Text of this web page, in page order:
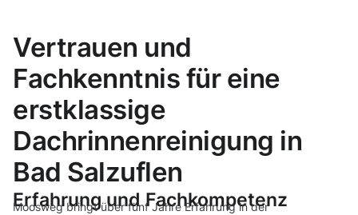
Vertrauen und
Fachkenntnis für eine
erstklassige
Dachrinnenreinigung in
Bad Salzuflen
Erfahrung und Fachkompetenz
Moosweg bringt über fünf Jahre Erfahrung in der